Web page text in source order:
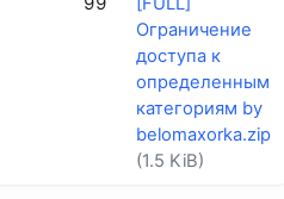
Ограничение
доступа к
определенным
категориям by
belomaxorka.zip
(1.5 KiB)